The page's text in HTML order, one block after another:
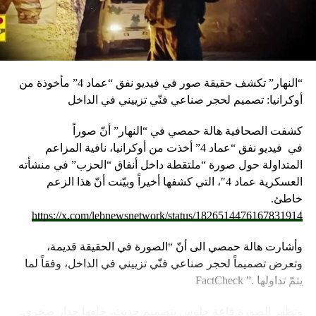
وأعلنت شركة لوفتهانزا الألمانية، الاثنين الماضي، أنها ستوقف
جميع رحلاتها إلى إسرائيل وعمان وبيروت وطهران وأربيل في
العراق حتى يوم الاثنين المقبل بناء على “تحليل أمني حالي”.
ساعات، بسبب الهجوم المكثف بالطائرات المسيرة والصواريخ
الذي شنته إيران على إسرائيل، ردا على غارة إسرائيلية على
سفارة طهران في دمشق قتل فيها 16 شخصًا منهم مسؤول
إيراني كبير في فيلق القدس.
وتسود حالة من التوترات الأمنية في إسرائيل بعد أن أعلنت
اغتيال القائد العسكري البارز بـ”الحزب” فؤاد شكر في غارة
جوية على مبنى في ضاحية بيروت الجنوبية، قبل أن يعلن الحزب
اغتياله مساء الأربعاء.
وبعدها بساعات أعلنت “حماس” اغتيال إسرائيل رئيس مكتبها
السياسي إسماعيل هنية بغارة إسرائيلية استهدفت مقر إقامته
في طهران التي وصلها للمشاركة في حفل تنصيب الرئيس
“النهار” تكشف حقيقة صور في فيديو نفق “عماد 4” مأخوذة من
أوكرانيا: تصميم لحجر صناعي فنّي تزييني في الداخل
كشفت الصحافية هالة حمصي في “النهار” أنّ صوراً
في فيديو
نفق “عماد 4” أخذت من أوكرانيا، نافية المزاعم
المتداولة حول صورة “ملتقطة داخل أنفاق “الحزب” في منشأته
العسكرية عماد 4″، التي كشفها أخيراً وبيّنت أنّ هذا الزعم
خاطئ.
https://x.com/lebnewsnetwork/status/1826514476167831914
وأشارت هالة حمصي الى أنّ “الصورة في الحقيقة قديمة،
وتعرض تصميماً لحجر صناعي فنّي تزييني في الداخل، وفقاً لما
يتمّ تداولها .” FactCheck